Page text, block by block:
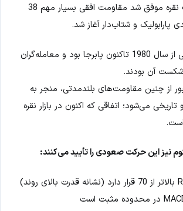
پس از آنکه قیمت نقره موفق شد مقاومت افقی بسیار مهم 38
پارابولیک و شتاب‌دار آغاز شد.
این سطح مقاومتی از سال 1980 تاکنون پابرجا بود و معامله‌گران
شکست آن بودند.
از چنین مقاومت‌های بلندمدتی، منجر به
تاریخی می‌شود؛ اتفاقی که اکنون در بازار نقره
نیز این حرکت صعودی را تأیید می‌کنند: